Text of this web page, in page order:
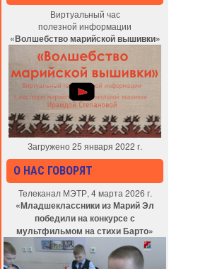
Виртуальный час
полезной информации
«Волшебство марийской вышивки»
Загружено 25 января 2022 г.
О НАС ГОВОРЯТ
Телеканал МЭТР, 4 марта 2026 г.
«Младшеклассники из Марий Эл
победили на конкурсе с
мультфильмом на стихи Барто»